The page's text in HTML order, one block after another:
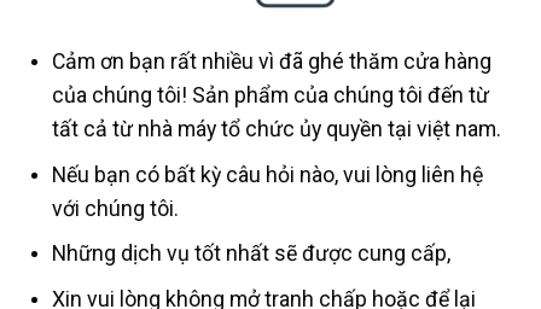
Cảm ơn bạn rất nhiều vì đã ghé thăm cửa hàng
của chúng tôi! Sản phẩm của chúng tôi đến từ
tất cả từ nhà máy tổ chức ủy quyền tại việt nam.
Nếu bạn có bất kỳ câu hỏi nào, vui lòng liên hệ
với chúng tôi.
Những dịch vụ tốt nhất sẽ được cung cấp,
Xin vui lòng không mở tranh chấp hoặc để lại